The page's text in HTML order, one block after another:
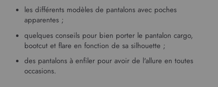
les différents modèles de pantalons avec poches
apparentes ;
quelques conseils pour bien porter le pantalon cargo,
bootcut et flare en fonction de sa silhouette ;
des pantalons à enfiler pour avoir de l'allure en toutes
occasions.